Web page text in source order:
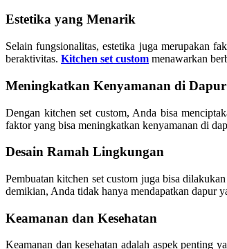
Estetika yang Menarik
Selain fungsionalitas, estetika juga merupakan
beraktivitas. Kitchen set custom menawarkan
Meningkatkan Kenyamanan di Dapur
Dengan kitchen set custom, Anda bisa
faktor yang bisa meningkatkan kenyamanan di
Desain Ramah Lingkungan
Pembuatan kitchen set custom juga bisa
demikian, Anda tidak hanya mendapatkan dapur
Keamanan dan Kesehatan
Keamanan dan kesehatan adalah aspek penting